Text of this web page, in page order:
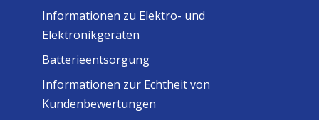
Informationen zu Elektro- und
Elektronikgeräten
Batterieentsorgung
Informationen zur Echtheit von
Kundenbewertungen